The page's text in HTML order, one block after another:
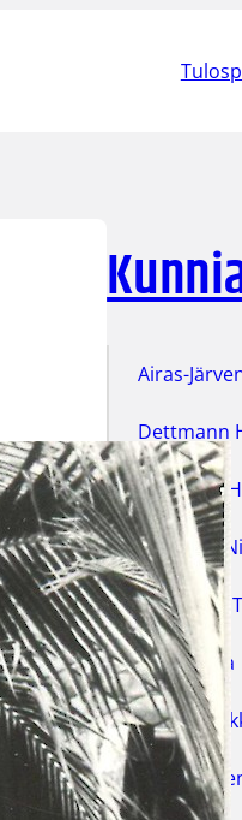
Airas-
Dettmann
Eskelinen
Fabricius
Finneman
Hakala Lea
Hakola
Hakola